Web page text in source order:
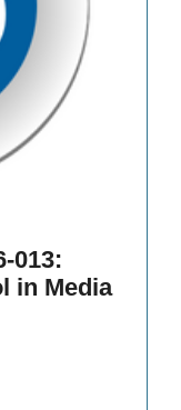
013:
in Media